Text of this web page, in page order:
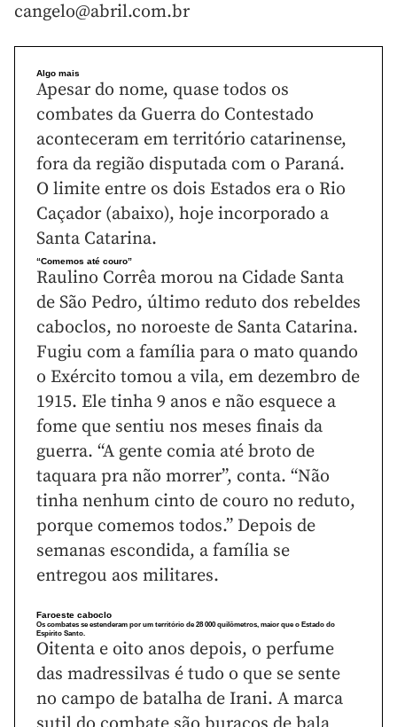
cangelo@abril.com.br
Algo mais
Apesar do nome, quase todos os
combates da Guerra do Contestado
aconteceram em território catarinense,
fora da região disputada com o Paraná.
O limite entre os dois Estados era o Rio
Caçador (abaixo), hoje incorporado a
Santa Catarina.
“Comemos até couro”
Raulino Corrêa morou na Cidade Santa
de São Pedro, último reduto dos rebeldes
caboclos, no noroeste de Santa Catarina.
Fugiu com a família para o mato quando
o Exército tomou a vila, em dezembro de
1915. Ele tinha 9 anos e não esquece a
fome que sentiu nos meses finais da
guerra. “A gente comia até broto de
taquara pra não morrer”, conta. “Não
tinha nenhum cinto de couro no reduto,
porque comemos todos.” Depois de
semanas escondida, a família se
entregou aos militares.
Faroeste caboclo
Os combates se estenderam por um território de 28 000 quilômetros, maior que o Estado do
Espírito Santo.
Oitenta e oito anos depois, o perfume
das madressilvas é tudo o que se sente
no campo de batalha de Irani. A marca